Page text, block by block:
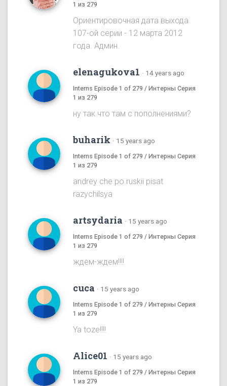
1 из 279
Ориентировочная дата выхода
107-ой серии - 12 марта 2012
года. Админ.
elenagukova1 · 14 years ago
Interns Episode 1 of 279 / Интерны Серия
1 из 279
ну так что там с пополнениями?
buharik · 15 years ago
Interns Episode 1 of 279 / Интерны Серия
1 из 279
andrey che po ruskii pisat
razychilsya
artsydaria · 15 years ago
Interns Episode 1 of 279 / Интерны Серия
1 из 279
ждем-ждем!!!!
cuca · 15 years ago
Interns Episode 1 of 279 / Интерны Серия
1 из 279
Ya toze!!!!
Alice01 · 15 years ago
Interns Episode 1 of 279 / Интерны Серия
1 из 279